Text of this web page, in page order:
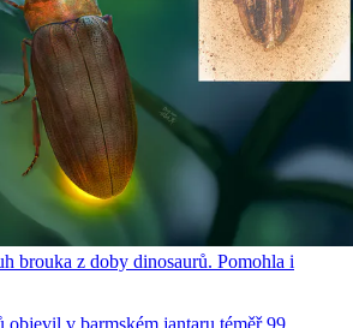
brouka z doby dinosaurů. Pomohla i